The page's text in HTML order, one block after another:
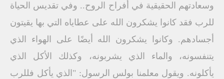
وسعادتهم الحقيقية في أفراح الروح.. وفي تقديس الحياة
للرب فقد كانوا يشكرون الله على عطاياه التي بها يقيتون
أجسادهم. وكانوا يشكرون الله أيضًا على الهواء الذي
يتنفسونه، والماء الذي يشربونه، وكذلك الأكل الذي
يأكلونه. ويقول معلمنا بولس الرسول: "الذي يأكل فللرب